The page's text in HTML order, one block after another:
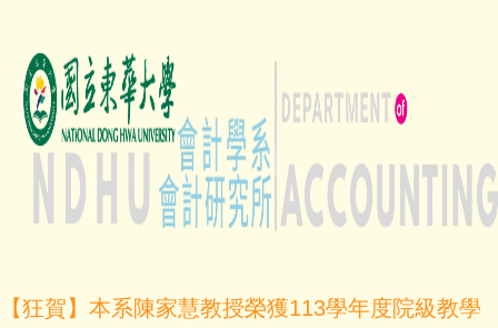
【狂賀】本系陳家慧教授榮獲113學年度院級教學